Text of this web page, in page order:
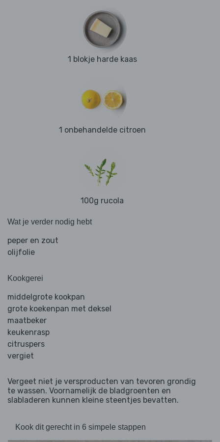
1 blokje harde kaas
1 onbehandelde citroen
100g rucola
Wat je verder nodig hebt
peper en zout
olijfolie
Kookgerei
middelgrote kookpan
grote koekenpan met deksel
maatbeker
keukenrasp
citruspers
vergiet
Vergeet niet je versproducten van tevoren grondig
te wassen. Voornamelijk de bladgroenten en
slabladeren kunnen kleine steentjes bevatten.
Kook dit gerecht in 6 simpele stappen